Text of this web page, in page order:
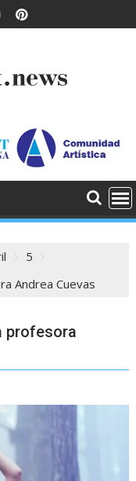
5
Andrea Cuevas
profesora